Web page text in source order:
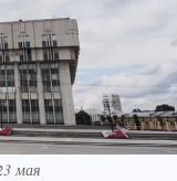
мая